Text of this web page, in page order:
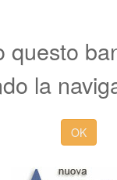
questo
la
OK